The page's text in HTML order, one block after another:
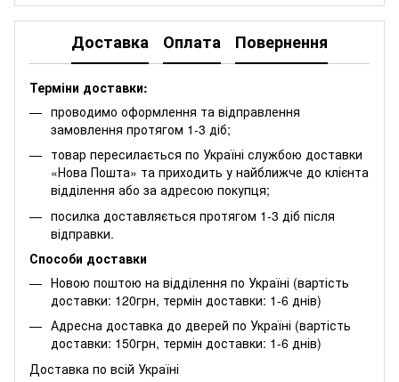
Доставка Оплата Повернення
Терміни доставки:
проводимо оформлення та відправлення
замовлення протягом 1-3 діб;
товар пересилається по Україні службою доставки
«Нова Пошта» та приходить у найближче до клієнта
відділення або за адресою покупця;
посилка доставляється протягом 1-3 діб після
відправки.
Способи доставки
Новою поштою на відділення по Україні (вартість
доставки: 120грн, термін доставки: 1-6 днів)
Адресна доставка до дверей по Україні (вартість
доставки: 150грн, термін доставки: 1-6 днів)
Доставка по всій Україні